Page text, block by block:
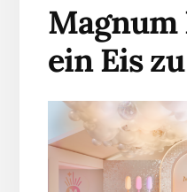
Magnum
ein Eis